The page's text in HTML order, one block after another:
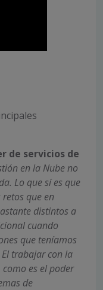
de servicios de
en la Nube no
Lo que sí es que
que en
distintos a
cuando
que teníamos
trabajar con la
es el poder
de